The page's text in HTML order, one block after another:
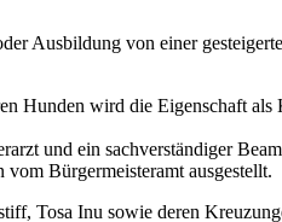
Ausbildung von einer
Hunden wird die Eigenschaft als
und ein sachverständiger
Bürgermeisteramt ausgestellt.
Tosa Inu sowie deren